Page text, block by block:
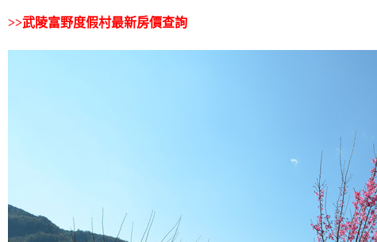
>>武陵富野度假村最新房價查詢